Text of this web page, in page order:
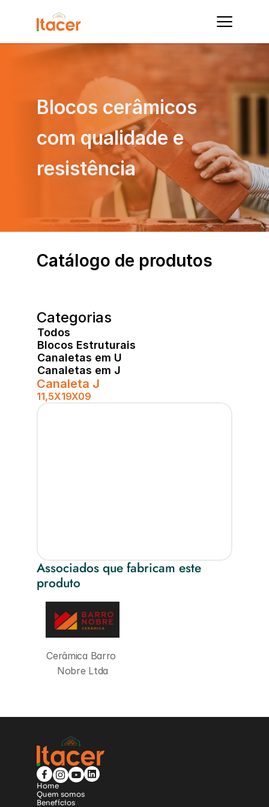
Catálogo de produtos
Canaleta J
11,5X19X09
Associados que fabricam este
produto
Cerâmica Barro
Nobre Ltda
Categorias
Todos
Blocos Estruturais
Canaletas em U
Canaletas em J
Quem somos
Home
Benefícios
Blocos cerâmicos
com qualidade e
resistência